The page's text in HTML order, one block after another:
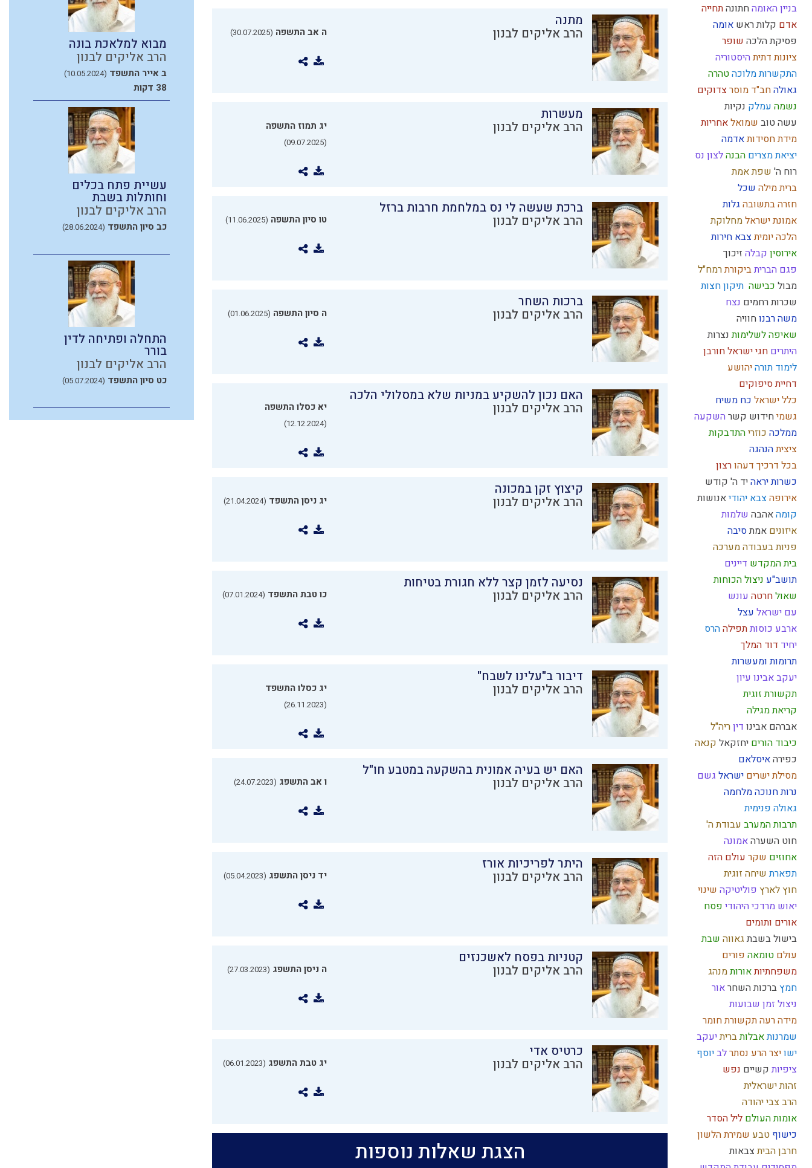
בניין האומהחתונהתחייה
אדם קלות ראש אומה
פסיקת הלכה שופר
ציונות דתיתהיסטוריה
התקשרותמלוכהטהרה
גאולהחב"ד מוסרצדוקים
נשמה עמלק נקיות
עשה טוב שמואלאחריות
מידת חסידותאדמה
יציאת מצרים הבנהלצון נס
רוח ה' שפת אמת
ברית מילה שכל
חזרה בתשובה גלות
אמונת ישראלמחלוקת
הלכה יומיתצבא חירות
אירוסין קבלה זיכוך
פגם הבריתביקורתרמח"ל
מבול כבישה תיקון חצות
שכרותרחמים נצח
משה רבנוחוויה
שאיפה לשלימותנצרות
היתרים חגי ישראלחורבן
לימוד תורהיהושע
דחיית סיפוקים
כלל ישראל כח משיח
גשמיחידוש קשר השקעה
ממלכה כוזריהתדבקות
ציציתהנהגה
בכל דרכיך דעהורצון
כשרותיראהיד ה' קודש
אירופהצבא יהודיאנושות
קומהאהבה שלמות
איזונים אמתסיבה
פניות בעבודהמערכה
בית המקדש דיינים
תושב"ע ניצול הכוחות
שאולחרטה עונש
עם ישראל עצל
ארבע כוסותתפילההרס
יחיד דוד המלך
תרומות ומעשרות
יעקב אבינו עיון
תקשורת זוגית
קריאת מגילה
אברהם אבינו דיןריה"ל
כיבוד הורים יחזקאל קנאה
כפירהאיסלאם
מסילת ישרים ישראל גשם
נרות חנוכהמלחמה
גאולה פנימית
תרבות המערב עבודת ה'
חוט השערהאמונה
אחוזים שקר עולם הזה
תפארתשיחה זוגית
חוץ לארץ פוליטיקה שינוי
יאוש מרדכי היהודי פסח
אורים ותומים
בישול בשבתגאווה שבת
עולם טומאה פורים
משפחתיותאורותמנהג
חמץברכות השחראור
ניצול זמן שבועות
מידה רעהתקשורתחומר
שמרנותאבלותבריתיעקב
ישויצר הרע נסתרלביוסף
ציפיות קשיים נפש
זהות ישראלית
הרב צבי יהודה
אומות העולם ליל הסדר
כישוף טבע שמירת הלשון
חרבן הביתצבאות
מתנה
הרב אליקים לבנון ה אב התשפה (30.07.2025)
מעשרות
הרב אליקים לבנון יג תמוז התשפה
(09.07.2025)
ברכת שעשה לי נס במלחמת חרבות ברזל
הרב אליקים לבנון טו סיון התשפה (11.06.2025)
ברכות השחר
הרב אליקים לבנון ה סיון התשפה (01.06.2025)
האם נכון להשקיע במניות שלא במסלולי הלכה
הרב אליקים לבנון יא כסלו התשפה
(12.12.2024)
קיצוץ זקן במכונה
הרב אליקים לבנון יג ניסן התשפד (21.04.2024)
נסיעה לזמן קצר ללא חגורת בטיחות
הרב אליקים לבנון כו טבת התשפד (07.01.2024)
דיבור ב"עלינו לשבח"
הרב אליקים לבנון יג כסלו התשפד
(26.11.2023)
האם יש בעיה אמונית בהשקעה במטבע חו"ל
הרב אליקים לבנון ו אב התשפג (24.07.2023)
היתר לפריכיות אורז
הרב אליקים לבנון יד ניסן התשפג (05.04.2023)
קטניות בפסח לאשכנזים
הרב אליקים לבנון ה ניסן התשפג (27.03.2023)
כרטיס אדי
הרב אליקים לבנון יג טבת התשפג (06.01.2023)
הצגת שאלות נוספות
מבוא למלאכת בונה
הרב אליקים לבנון
ב אייר התשפד (10.05.2024)
38 דקות
עשיית פתח בכלים
וחותלות בשבת
הרב אליקים לבנון
כב סיון התשפד (28.06.2024)
התחלה ופתיחה לדין
בורר
הרב אליקים לבנון
כט סיון התשפד (05.07.2024)